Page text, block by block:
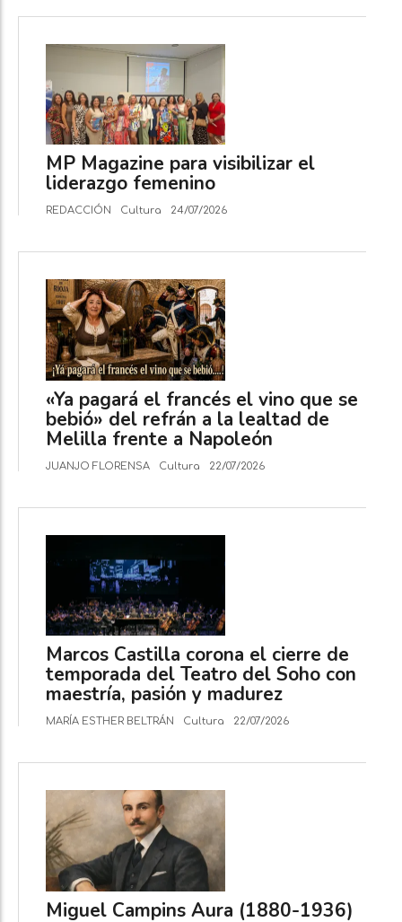
MP Magazine para visibilizar el
liderazgo femenino
REDACCIÓN Cultura 24/07/2026
«Ya pagará el francés el vino que se
bebió» del refrán a la lealtad de
Melilla frente a Napoleón
JUANJO FLORENSA Cultura 22/07/2026
Marcos Castilla corona el cierre de
temporada del Teatro del Soho con
maestría, pasión y madurez
MARÍA ESTHER BELTRÁN Cultura 22/07/2026
Miguel Campins Aura (1880-1936)